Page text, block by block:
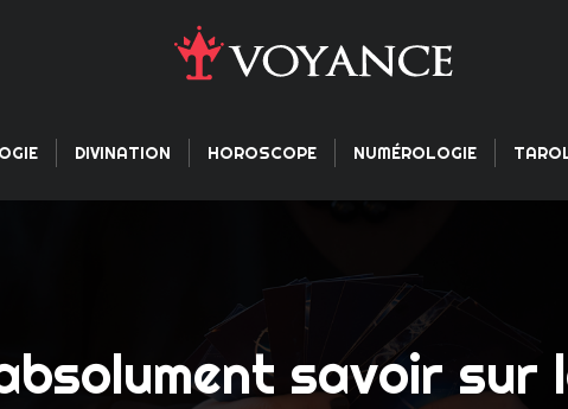
DIVINATION HOROSCOPE NUMÉROLOGIE
savoir sur